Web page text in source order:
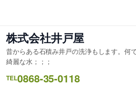
を
ス
キ
ッ
プ
株式会社井戸屋
昔からある石積み井戸の洗浄もします。何
綺麗な水；；；
TEL0868-35-0118